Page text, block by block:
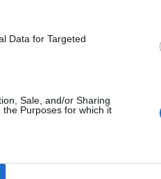
Data for Targeted
Sale, and/or Sharing
Purposes for which it
dispositivos electrónicos.